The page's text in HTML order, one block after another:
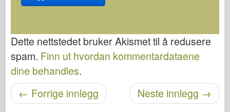
Dette nettstedet bruker Akismet til å redusere
spam. Finn ut hvordan kommentardataene
dine behandles.
Etter navigasjon Neste innlegg →
← Forrige innlegg